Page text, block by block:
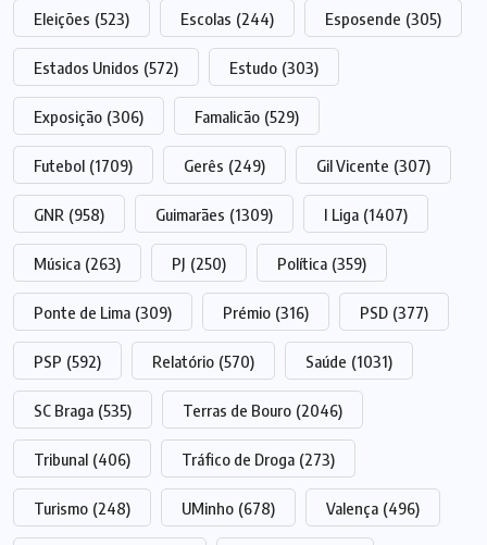
Eleições (523) Escolas (244) Esposende (305)
Estados Unidos (572) Estudo (303)
Exposição (306) Famalicão (529)
Futebol (1709) Gerês (249) Gil Vicente (307)
GNR (958) Guimarães (1309) I Liga (1407)
Música (263) PJ (250) Política (359)
Ponte de Lima (309) Prémio (316) PSD (377)
PSP (592) Relatório (570) Saúde (1031)
SC Braga (535) Terras de Bouro (2046)
Tribunal (406) Tráfico de Droga (273)
Turismo (248) UMinho (678) Valença (496)